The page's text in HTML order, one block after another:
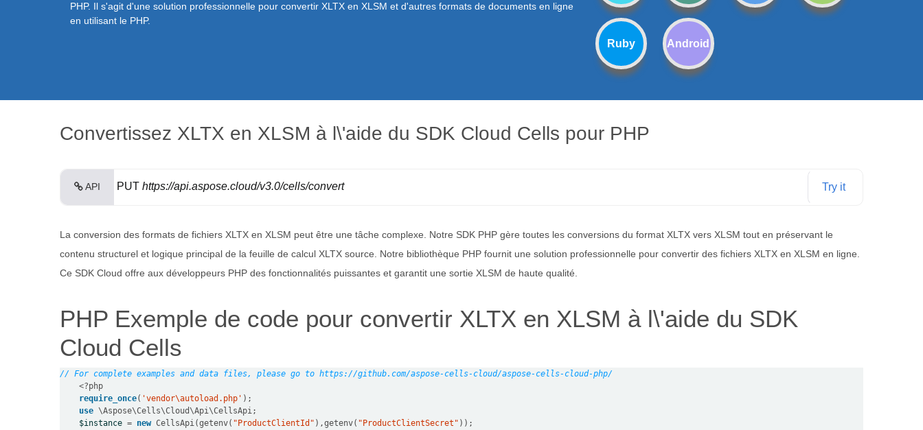
PHP. Il s'agit d'une solution professionnelle pour convertir XLTX en XLSM et d'autres formats de documents en ligne
en utilisant le PHP.
Ruby Android
Convertissez XLTX en XLSM à l\'aide du SDK Cloud Cells pour PHP
API PUT https://api.aspose.cloud/v3.0/cells/convert Try it
La conversion des formats de fichiers XLTX en XLSM peut être une tâche complexe. Notre SDK PHP gère toutes les conversions du format XLTX vers XLSM tout en préservant le
contenu structurel et logique principal de la feuille de calcul XLTX source. Notre bibliothèque PHP fournit une solution professionnelle pour convertir des fichiers XLTX en XLSM en ligne.
Ce SDK Cloud offre aux développeurs PHP des fonctionnalités puissantes et garantit une sortie XLSM de haute qualité.
PHP Exemple de code pour convertir XLTX en XLSM à l\'aide du SDK
Cloud Cells
// For complete examples and data files, please go to https://github.com/aspose-cells-cloud/aspose-cells-cloud-php/
<?php
require_once( 'vendor\autoload.php'
use \Aspose\Cells\Cloud\Api\CellsApi
$instance = new CellsApi(getenv( "ProductClientId" ),getenv( "ProductClientSecret"